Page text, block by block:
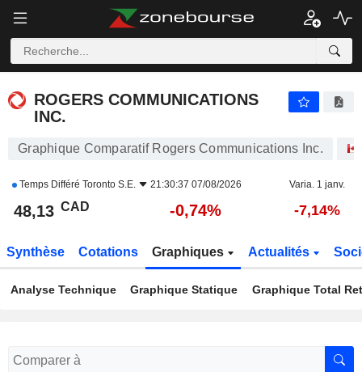
ROGERS COMMUNICATIONS
INC.
Graphique Comparatif Rogers Communications Inc.
Temps Différé Toronto S.E. 21:30:37 07/08/2026 Varia. 1 janv.
48,13 CAD -0,74% -7,14%
Synthèse Cotations Graphiques Actualités
Analyse Technique Graphique Statique Graphique Total